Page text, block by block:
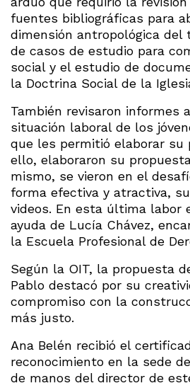
fuentes bibliográficas para
dimensión antropológica del
de casos de estudio para
social y el estudio de
la Doctrina Social de la
También revisaron informes
situación laboral de los
que les permitió elaborar su
ello, elaboraron su
mismo, se vieron en el
forma efectiva y atractiva,
videos. En esta última labor
ayuda de Lucía Chávez,
la Escuela Profesional de
Según la OIT, la propuesta
Pablo destacó por su
compromiso con la
más justo.
Ana Belén recibió el
reconocimiento en la sede
de manos del director de